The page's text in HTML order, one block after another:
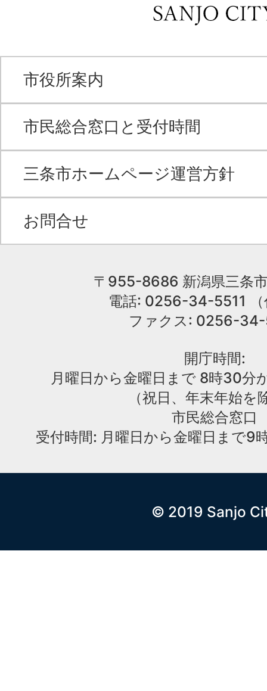
市役所案内
市民総合窓口と受付時間
三条市ホームページ運営方針
お問合せ
〒955-8686 新潟県三条
電話: 0256-34-5511
ファクス: 0256-
開庁時間:
月曜日から金曜日まで 8時30分
（祝日、年末年始を
市民総合窓口
受付時間: 月曜日から金曜日まで9
© 2019 Sanjo